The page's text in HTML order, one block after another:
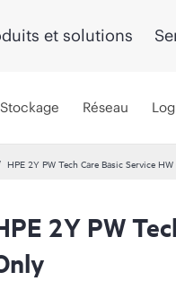
et solutions
Stockage Réseau
HPE 2Y PW Tech Care Basic Service
2Y PW